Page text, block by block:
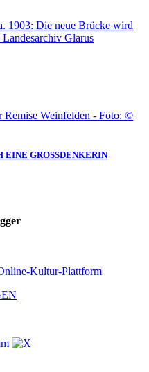
GROSSDENKERIN
Kultur-Plattform